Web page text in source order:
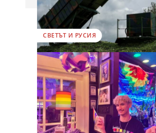
СВЕТЪТ И РУСИЯ